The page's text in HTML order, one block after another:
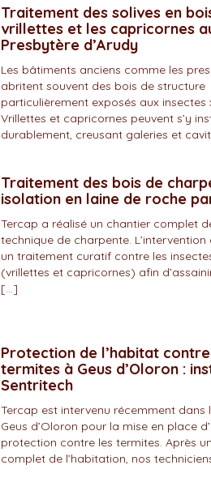
Traitement des solives en
vrillettes et les capricornes
Presbytère d’Arudy
Les bâtiments anciens comme les
abritent souvent des bois de structure
particulièrement exposés aux insectes
Vrillettes et capricornes peuvent s’y
durablement, creusant galeries et
Traitement des bois de
isolation en laine de roche
Tercap a réalisé un chantier complet
technique de charpente.
un traitement curatif contre les
(vrillettes et capricornes) afin
[…]
Protection de l’habitat
termites à Geus d’Oloron :
Sentritech
Tercap est intervenu récemment dans
Geus d’Oloron pour la mise en place
protection contre les termites. Après
complet de l’habitation, nos